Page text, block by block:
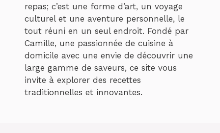
repas; c’est une forme d’art, un voyage
culturel et une aventure personnelle, le
tout réuni en un seul endroit. Fondé par
Camille, une passionnée de cuisine à
domicile avec une envie de découvrir une
large gamme de saveurs, ce site vous
invite à explorer des recettes
traditionnelles et innovantes.